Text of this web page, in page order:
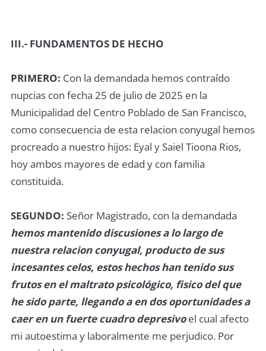
III.- FUNDAMENTOS DE HECHO
PRIMERO: Con la demandada hemos contraído
nupcias con fecha 25 de julio de 2025 en la
Municipalidad del Centro Poblado de San Francisco,
como consecuencia de esta relacion conyugal hemos
procreado a nuestro hijos: Eyal y Saiel Tioona Rios,
hoy ambos mayores de edad y con familia
constituida.
SEGUNDO: Señor Magistrado, con la demandada
hemos mantenido discusiones a lo largo de
nuestra relacion conyugal, producto de sus
incesantes celos, estos hechos han tenido sus
frutos en el maltrato psicológico, fisico del que
he sido parte, llegando a en dos oportunidades a
caer en un fuerte cuadro depresivoel cual afecto
mi autoestima y laboralmente me perjudico. Por